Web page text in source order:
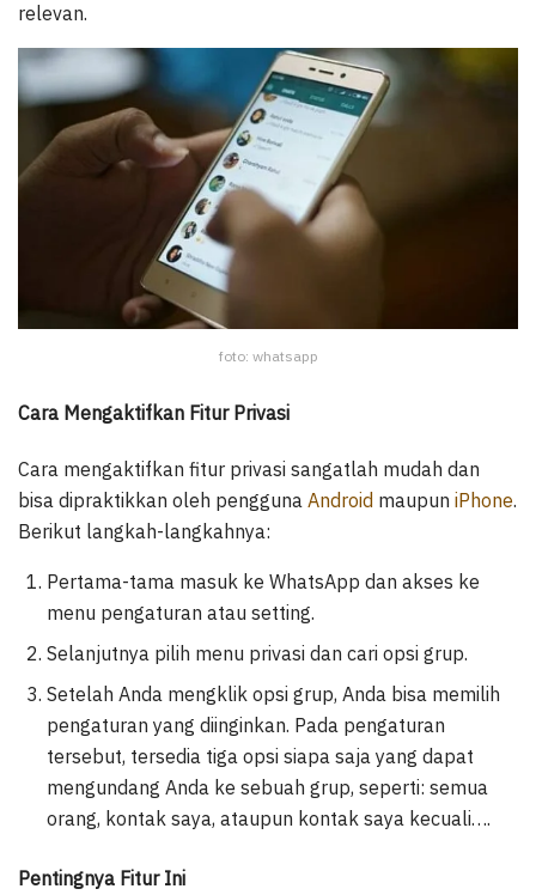
relevan.
foto: whatsapp
Cara Mengaktifkan Fitur Privasi
Cara mengaktifkan fitur privasi sangatlah mudah dan
bisa dipraktikkan oleh pengguna Android maupun iPhone.
Berikut langkah-langkahnya:
Pertama-tama masuk ke WhatsApp dan akses ke
menu pengaturan atau setting.
Selanjutnya pilih menu privasi dan cari opsi grup.
Setelah Anda mengklik opsi grup, Anda bisa memilih
pengaturan yang diinginkan. Pada pengaturan
tersebut, tersedia tiga opsi siapa saja yang dapat
mengundang Anda ke sebuah grup, seperti: semua
orang, kontak saya, ataupun kontak saya kecuali….
Pentingnya Fitur Ini